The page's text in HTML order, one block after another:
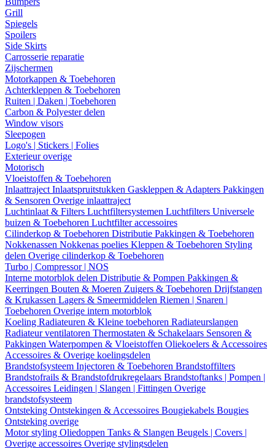
Grill
Spiegels
Spoilers
Side Skirts
Carrosserie reparatie
Zijschermen
Motorkappen & Toebehoren
Achterkleppen & Toebehoren
Ruiten | Daken | Toebehoren
Carbon & Polyester delen
Window visors
Sleepogen
Logo's | Stickers | Folies
Exterieur overige
Motorisch
Vloeistoffen & Toebehoren
Inlaattraject Inlaatspruitstukken Gaskleppen & Adapters Pakkingen
& Sensoren Overige inlaattraject
Luchtinlaat & Filters Luchtfiltersystemen Luchtfilters Universele
buizen & Toebehoren Luchtfilter accessoires
Cilinderkop & Toebehoren Distributie Pakkingen & Toebehoren
Nokkenassen Nokkenas poelies Kleppen & Toebehoren Styling
delen Overige cilinderkop & Toebehoren
Turbo | Compressor | NOS
Interne motorblok delen Distributie & Pompen Pakkingen &
Keerringen Bouten & Moeren Zuigers & Toebehoren Drijfstangen
& Krukassen Lagers & Smeermiddelen Riemen | Snaren |
Toebehoren Overige intern motorblok
Koeling Radiateuren & Kleine toebehoren Radiateurslangen
Radiateur ventilatoren Thermostaten & Schakelaars Sensoren &
Pakkingen Waterpompen & Vloeistoffen Oliekoelers & Accessoires
Accessoires & Overige koelingsdelen
Brandstofsysteem Injectoren & Toebehoren Brandstoffilters
Brandstofrails & Brandstofdrukregelaars Brandstoftanks | Pompen |
Accessoires Leidingen | Slangen | Fittingen Overige
brandstofsysteem
Ontsteking Ontstekingen & Accessoires Bougiekabels Bougies
Ontsteking overige
Motor styling Oliedoppen Tanks & Slangen Beugels | Covers |
Overige accessoires Overige stylingsdelen